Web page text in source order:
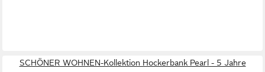
SCHÖNER WOHNEN-Kollektion Hockerbank Pearl - 5 Jahre